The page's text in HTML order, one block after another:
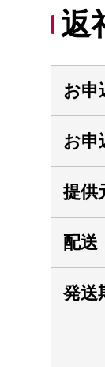
返
お申
お申
提供
配送
発送